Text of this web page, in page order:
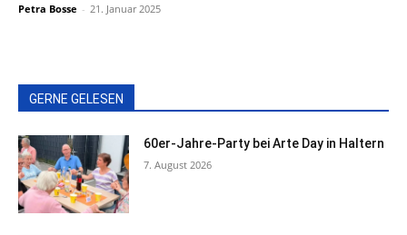
Petra Bosse - 21. Januar 2025
GERNE GELESEN
60er-Jahre-Party bei Arte Day in Haltern
7. August 2026